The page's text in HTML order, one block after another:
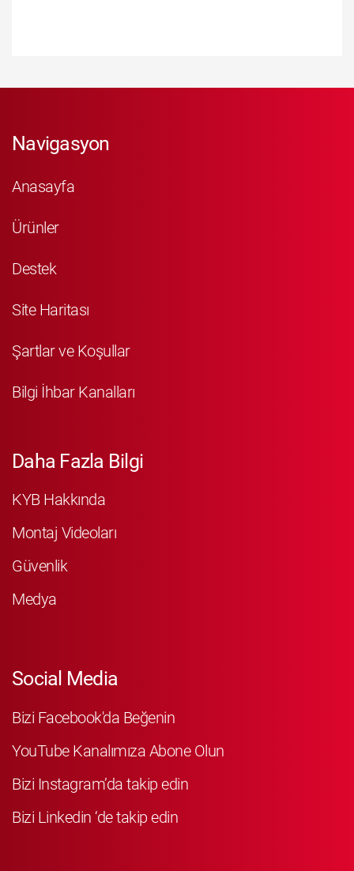
Navigasyon
Anasayfa
Ürünler
Destek
Site Haritası
Şartlar ve Koşullar
Bilgi İhbar Kanalları
Daha Fazla Bilgi
KYB Hakkında
Montaj Videoları
Güvenlik
Medya
Social Media
Bizi Facebook'da Beğenin
YouTube Kanalımıza Abone Olun
Bizi Instagram’da takip edin
Bizi Linkedin ‘de takip edin